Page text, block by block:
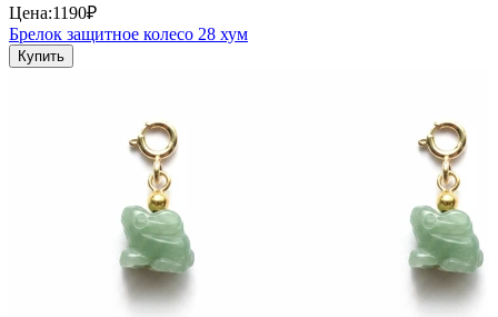
Цена:1190₽
Брелок защитное колесо 28 хум
Купить